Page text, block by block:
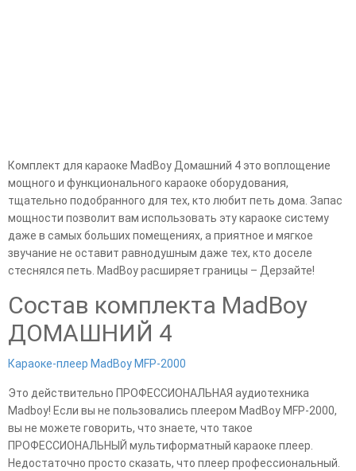
Комплект для караоке MadBoy Домашний 4 это воплощение
мощного и функционального караоке оборудования,
тщательно подобранного для тех, кто любит петь дома. Запас
мощности позволит вам использовать эту караоке систему
даже в самых больших помещениях, а приятное и мягкое
звучание не оставит равнодушным даже тех, кто доселе
стеснялся петь. MadBoy расширяет границы – Дерзайте!
Состав комплекта MadBoy
ДОМАШНИЙ 4
Караоке-плеер MadBoy MFP-2000
Это действительно ПРОФЕССИОНАЛЬНАЯ аудиотехника
Madboy! Если вы не пользовались плеером MadBoy MFP-2000,
вы не можете говорить, что знаете, что такое
ПРОФЕССИОНАЛЬНЫЙ мультиформатный караоке плеер.
Недостаточно просто сказать, что плеер профессиональный.